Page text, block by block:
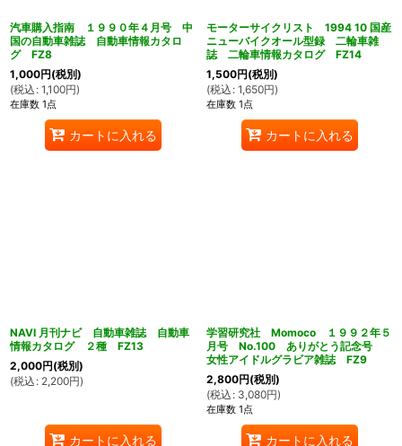
汽車購入指南 １９９０年４月号 中
国の自動車雑誌 自動車情報カタロ
グ FZ8
1,000円(税別)
(税込 : 1,100円)
在庫数 1点
カートに入れる
モーターサイクリスト 1994 10 国産
ニューバイクオール型録 二輪車雑
誌 二輪車情報カタログ FZ14
1,500円(税別)
(税込 : 1,650円)
在庫数 1点
カートに入れる
NAVI 月刊ナビ 自動車雑誌 自動車
情報カタログ ２種 FZ13
2,000円(税別)
(税込 : 2,200円)
カートに入れる
学習研究社 Momoco １９９２年５
月号 No.100 ありがとう記念号
女性アイドルグラビア雑誌 FZ9
2,800円(税別)
(税込 : 3,080円)
在庫数 1点
カートに入れる